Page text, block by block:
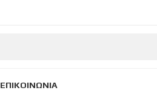
ΕΠΙΚΟΙΝΩΝΙΑ